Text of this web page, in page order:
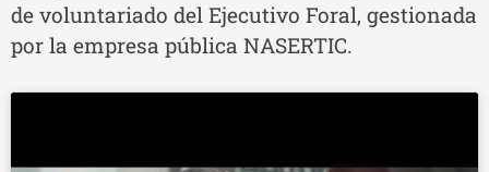
de voluntariado del Ejecutivo Foral, gestionada
por la empresa pública NASERTIC.